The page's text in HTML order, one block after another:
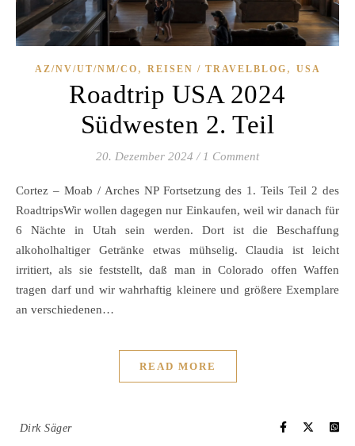
AZ/NV/UT/NM/CO , REISEN / TRAVELBLOG , USA
Roadtrip USA 2024
Südwesten 2. Teil
20. Dezember 2024 / 1 Comment
Cortez – Moab / Arches NP Fortsetzung des 1. Teils Teil 2 des
RoadtripsWir wollen dagegen nur Einkaufen, weil wir danach für
6 Nächte in Utah sein werden. Dort ist die Beschaffung
alkoholhaltiger Getränke etwas mühselig. Claudia ist leicht
irritiert, als sie feststellt, daß man in Colorado offen Waffen
tragen darf und wir wahrhaftig kleinere und größere Exemplare
an verschiedenen…
READ MORE
Dirk Säger